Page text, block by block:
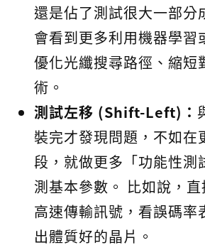
還是佔了測試很大一部分
會看到更多利用機器學習
優化光纖搜尋路徑、縮短
術。
測試左移 (Shift-Left)：
裝完才發現問題，不如在
段，就做更多「功能性測
測基本參數。 比如說，
高速傳輸訊號，看誤碼率
出體質好的晶片。